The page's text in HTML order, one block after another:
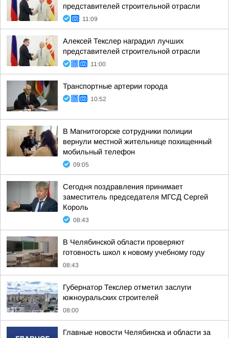
представителей строительной отрасли
11:09
Алексей Текслер наградил лучших
представителей строительной отрасли
11:00
Транспортные артерии города
10:52
В Магнитогорске сотрудники полиции
вернули местной жительнице похищенный
мобильный телефон
09:05
Сегодня поздравления принимает
заместитель председателя МГСД Сергей
Король
08:43
В Челябинской области проверяют
готовность школ к новому учебному году
08:43
Губернатор Текслер отметил заслуги
южноуральских строителей
08:00
Главные новости Челябинска и области за